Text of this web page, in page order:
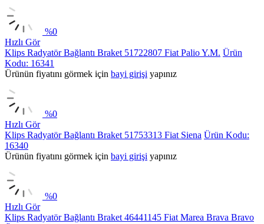
%0
Hızlı Gör
Klips Radyatör Bağlantı Braket 51722807 Fiat Palio Y.M. Ürün
Kodu: 16341
Ürünün fiyatını görmek için bayi girişi yapınız
%0
Hızlı Gör
Klips Radyatör Bağlantı Braket 51753313 Fiat Siena Ürün Kodu:
16340
Ürünün fiyatını görmek için bayi girişi yapınız
%0
Hızlı Gör
Klips Radyatör Bağlantı Braket 46441145 Fiat Marea Brava Bravo